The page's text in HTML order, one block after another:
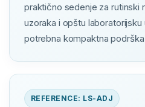
praktično sedenje za rutinski
uzoraka i opštu
potrebna kompaktna
REFERENCE: LS-ADJ